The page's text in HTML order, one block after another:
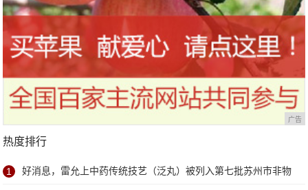
广告
热度排行
1 好消息，雷允上中药传统技艺（泛丸）被列入第七批苏州市非物